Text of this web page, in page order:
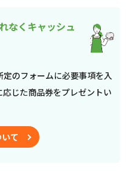
なくキャッシュ
のフォームに必要事項を入
じた商品券をプレゼントい
て